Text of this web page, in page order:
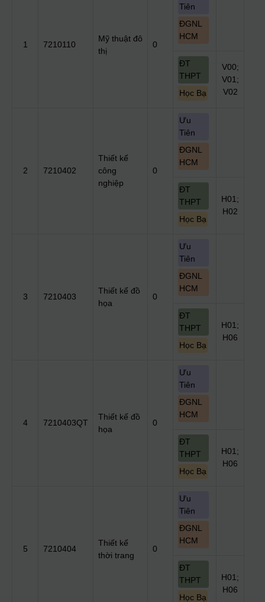
1 7210110
Mỹ thuật đô
thị
0
Tiên
ĐGNL
HCM
ĐT
THPT
Học Bạ
V00;
V01;
V02
2 7210402
Thiết kế
công
nghiệp
0
Ưu
Tiên
ĐGNL
HCM
ĐT
THPT
Học Bạ
H01;
H02
3 7210403
Thiết kế đồ
họa
0
Ưu
Tiên
ĐGNL
HCM
ĐT
THPT
Học Bạ
H01;
H06
4 7210403QT
Thiết kế đồ
họa
0
Ưu
Tiên
ĐGNL
HCM
ĐT
THPT
Học Bạ
H01;
H06
5 7210404
Thiết kế
thời trang
0
Ưu
Tiên
ĐGNL
HCM
ĐT
THPT
Học Bạ
H01;
H06